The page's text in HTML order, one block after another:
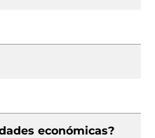
económicas?